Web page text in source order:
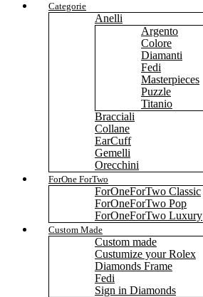
Categorie
Anelli
Argento
Colore
Diamanti
Fedi
Masterpieces
Puzzle
Titanio
Bracciali
Collane
EarCuff
Gemelli
Orecchini
ForOne ForTwo
ForOneForTwo Classic
ForOneForTwo Pop
ForOneForTwo Luxury
Custom Made
Custom made
Custumize your Rolex
Diamonds Frame
Fedi
Sign in Diamonds